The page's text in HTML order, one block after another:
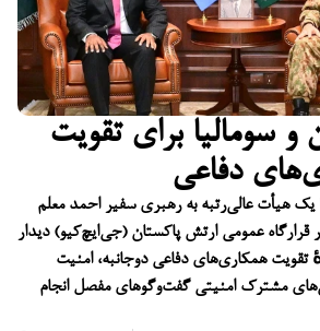
و سومالیا برای تقویت
دفاعی
یک هیأت عالی‌رتبه به رهبری سفیر احمد معلم
قرارگاه عمومی ارتش پاکستان (جی‌ایچ‌کیو) دیدار
تقویت همکاری‌های دفاعی دوجانبه، امنیت
مشترک امنیتی گفت‌وگوهای مفصل انجام